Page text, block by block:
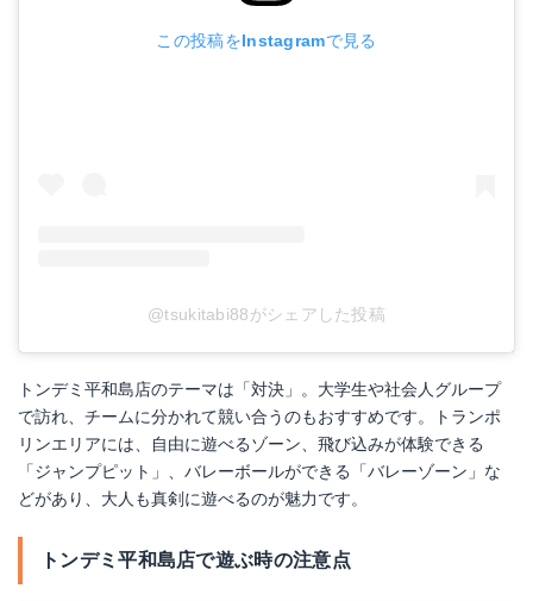
この投稿をInstagramで見る
@tsukitabi88がシェアした投稿
トンデミ平和島店のテーマは「対決」。大学生や社会人グループ
で訪れ、チームに分かれて競い合うのもおすすめです。トランポ
リンエリアには、自由に遊べるゾーン、飛び込みが体験できる
「ジャンプピット」、バレーボールができる「バレーゾーン」な
どがあり、大人も真剣に遊べるのが魅力です。
トンデミ平和島店で遊ぶ時の注意点